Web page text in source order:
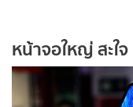
หน้าจอใหญ่ สะใ